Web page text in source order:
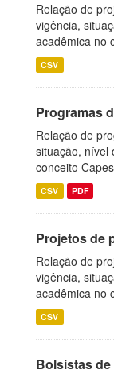
Relação de
vigência,
acadêmica no
CSV
Programas
Relação de
situação, nível
conceito
CSV PDF
Projetos de
Relação de
vigência,
acadêmica no
CSV
Bolsistas